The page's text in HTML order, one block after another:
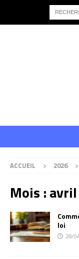
ACCUEIL 2026
Mois :
loi
28/